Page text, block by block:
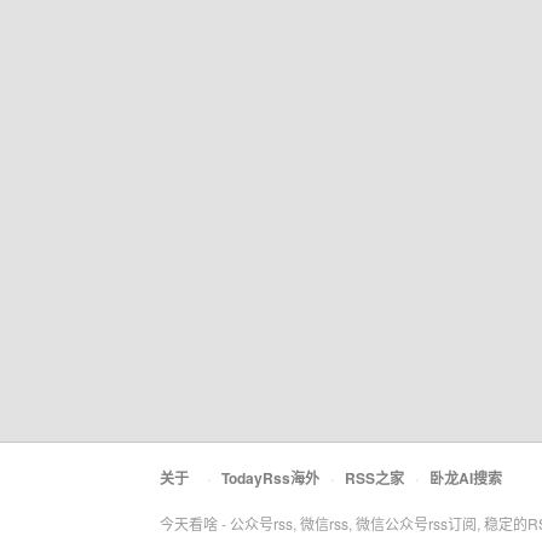
关于 · TodayRss海外 · RSS之家 · 卧龙AI搜索
今天看啥 - 公众号rss, 微信rss, 微信公众号rss订阅, 稳定的